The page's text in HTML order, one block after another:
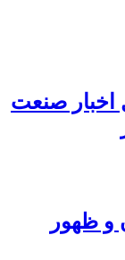
اخبار صنعت
و ظهور